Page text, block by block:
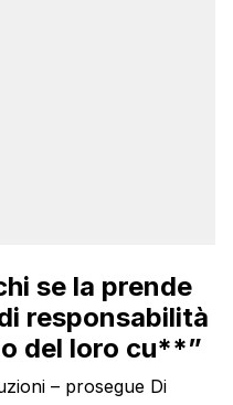
se la prende
responsabilità
del loro cu**”
– prosegue Di